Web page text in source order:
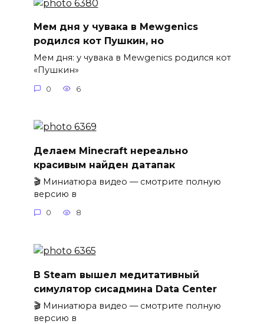
Мем дня у чувака в Mewgenics
родился кот Пушкин, но
Мем дня: у чувака в Mewgenics родился кот
«Пушкин»
0 6
Делаем Minecraft нереально
красивым найден датапак
🎬 Миниатюра видео — смотрите полную
версию в
0 8
В Steam вышел медитативный
симулятор сисадмина Data Center
🎬 Миниатюра видео — смотрите полную
версию в